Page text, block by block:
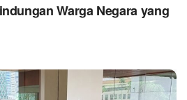
Warga Negara yang